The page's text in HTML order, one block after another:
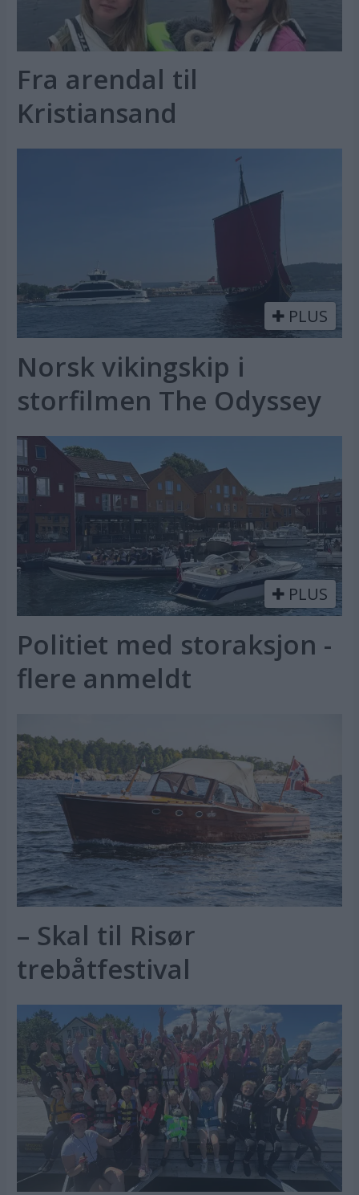
Fra arendal til
Kristiansand
PLUS
Norsk vikingskip i
storfilmen The Odyssey
PLUS
Politiet med storaksjon -
flere anmeldt
– Skal til Risør
trebåtfestival